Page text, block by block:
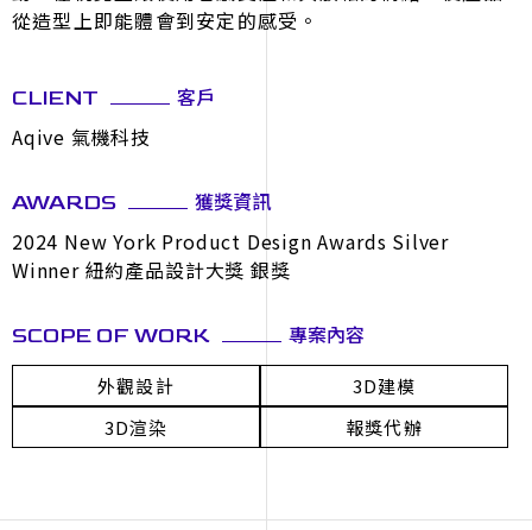
從造型上即能體會到安定的感受。
CLIENT
客戶
Aqive 氣機科技
AWARDS
獲獎資訊
2024 New York Product Design Awards Silver
Winner 紐約產品設計大獎 銀獎
SCOPE OF WORK 專案內容
外觀設計
3D建模
3D渲染
報獎代辦